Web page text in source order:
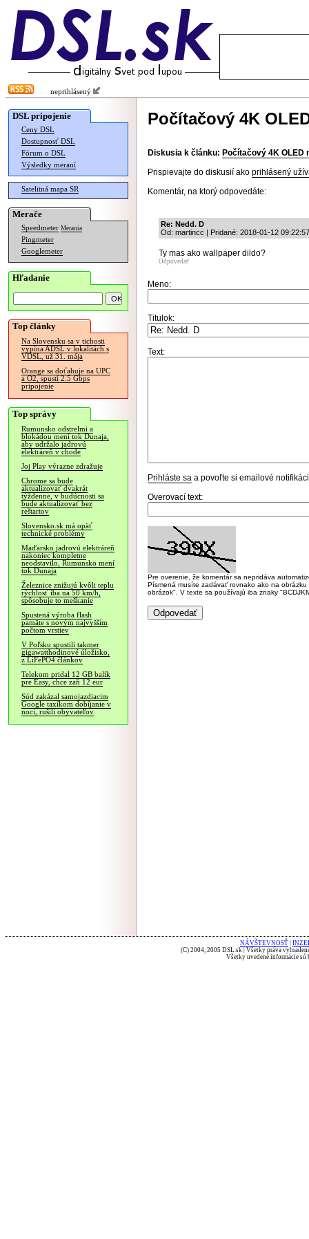
neprihlásený
DSL pripojenie
Ceny DSL
Dostupnosť DSL
Fórum o DSL
Výsledky meraní
Satelitná mapa SR
Merače
Speedmeter Merania
Pingmeter
Googlemeter
Hľadanie
Top články
Na Slovensku sa v tichosti
vypína ADSL v lokalitách s
VDSL, už 31. mája
Orange sa doťahuje na UPC
a O2, spustí 2.5 Gbps
pripojenie
Top správy
Rumunsko odstrelmi a
blokádou mení tok Dunaja,
aby udržalo jadrovú
elektráreň v chode
Joj Play výrazne zdražuje
Chrome sa bude
aktualizovať dvakrát
týždenne, v budúcnosti sa
bude aktualizovať bez
reštartov
Slovensko.sk má opäť
technické problémy
Maďarsko jadrovú elektráreň
nakoniec kompletne
neodstavilo, Rumunsko mení
tok Dunaja
Železnice znižujú kvôli teplu
rýchlosť iba na 50 km/h,
spôsobuje to meškanie
Spustená výroba flash
pamäte s novým najvyšším
počtom vrstiev
V Poľsku spustili takmer
gigawatthodinové úložisko,
z LiFePO4 článkov
Telekom pridal 12 GB balík
pre Easy, chce zaň 12 eur
Súd zakázal samojazdiacim
Google taxíkom dobíjanie v
noci, rušili obyvateľov
Počítačový 4K
Diskusia k článku: Počítačový 4K OLED
Prispievajte do diskusií ako prihlásený
Komentár, na ktorý odpovedáte:
Re: Nedd. D
Od: martincc | Pridané: 2018-01-12 09:22:57
Ty mas ako wallpaper dildo?
Odpovedať
Meno:
Titulok:
Text:
Prihláste sa a povoľte si emailové
Overovací text:
Pre overenie, že komentár sa nepridáva
Písmená musíte zadávať rovnako ako na
obrázok". V texte sa používajú iba znaky
NÁVŠTEVNOSŤ
(C) 2004, 2005 DSL.sk | Všetky práva
Všetky uvedené informácie sú